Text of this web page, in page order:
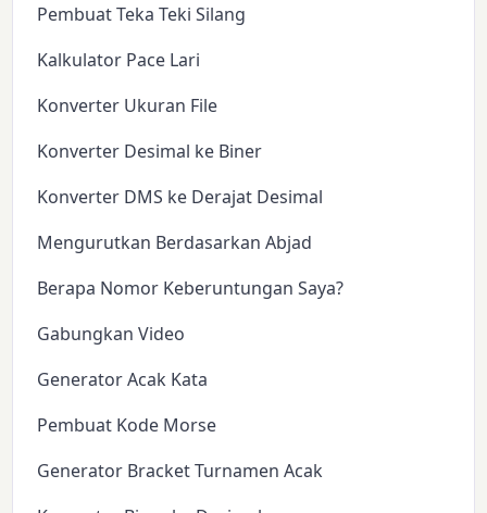
Pembuat Teka Teki Silang
Kalkulator Pace Lari
Konverter Ukuran File
Konverter Desimal ke Biner
Konverter DMS ke Derajat Desimal
Mengurutkan Berdasarkan Abjad
Berapa Nomor Keberuntungan Saya?
Gabungkan Video
Generator Acak Kata
Pembuat Kode Morse
Generator Bracket Turnamen Acak